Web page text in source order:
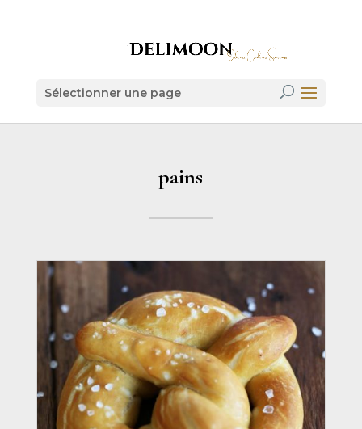
Sélectionner une page
pains